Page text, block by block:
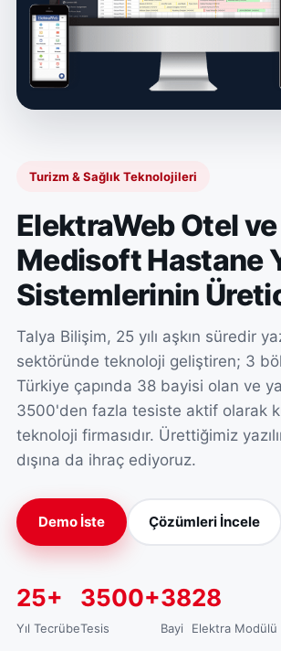
Turizm & Sağlık Teknolojileri
ElektraWeb Otel ve
Medisoft Hastane
Sistemlerinin
Talya Bilişim, 25 yılı aşkın süredir
sektöründe teknoloji geliştiren; 3
Türkiye çapında 38 bayisi olan ve
3500'den fazla tesiste aktif olarak
teknoloji firmasıdır. Ürettiğimiz
dışına da ihraç ediyoruz.
Demo İste Çözümleri İncele
25+
Yıl Tecrübe
3500+
Tesis
38
Bayi
28
Elektra Modülü